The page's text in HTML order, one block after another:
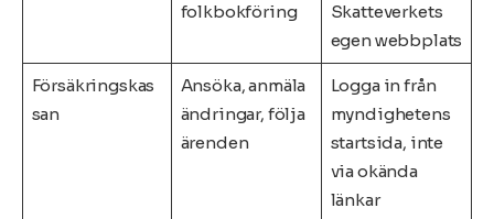
folkbokföring
Skatteverkets
egen webbplats
Försäkringskas
san
Ansöka, anmäla
ändringar, följa
ärenden
Logga in från
myndighetens
startsida, inte
via okända
länkar